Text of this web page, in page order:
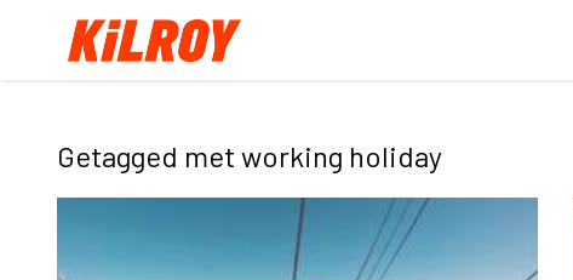
Getagged met working holiday